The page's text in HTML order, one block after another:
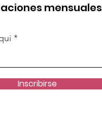
mensuales
Inscribirse